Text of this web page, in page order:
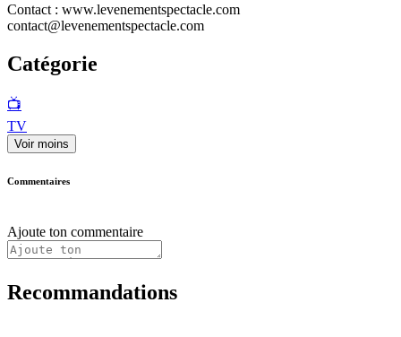
Contact : www.levenementspectacle.com
contact@levenementspectacle.com
Catégorie
📺
TV
Voir moins
Commentaires
Ajoute ton commentaire
Recommandations